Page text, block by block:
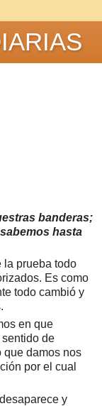
banderas;
hasta
la prueba todo
Es como
todo cambió y
en que
de
que damos nos
por el cual
y